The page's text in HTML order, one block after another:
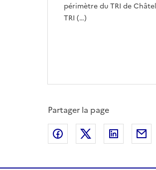
périmètre du TRI de
TRI (…)
Partager la page
Partager sur Facebook
Partager sur X